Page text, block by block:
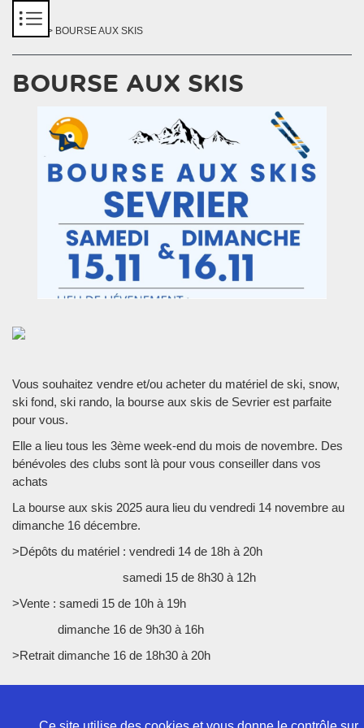
> BOURSE AUX SKIS
BOURSE AUX SKIS
Vous souhaitez vendre et/ou acheter du matériel de ski, snow,
ski fond, ski rando, la bourse aux skis de Sevrier est parfaite
pour vous.
Elle a lieu tous les 3ème week-end du mois de novembre. Des
bénévoles des clubs sont là pour vous conseiller dans vos
achats
La bourse aux skis 2025 aura lieu du vendredi 14 novembre au
dimanche 16 décembre.
>Dépôts du matériel : vendredi 14 de 18h à 20h
samedi 15 de 8h30 à 12h
>Vente : samedi 15 de 10h à 19h
dimanche 16 de 9h30 à 16h
>Retrait dimanche 16 de 18h30 à 20h